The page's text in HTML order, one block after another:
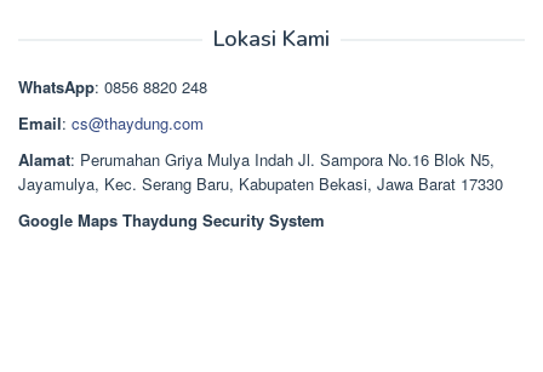
Rp1.378.000.
Lokasi Kami
WhatsApp: 0856 8820 248
Email: cs@thaydung.com
Alamat: Perumahan Griya Mulya Indah Jl. Sampora No.16 Blok N5,
Jayamulya, Kec. Serang Baru, Kabupaten Bekasi, Jawa Barat 17330
Google Maps Thaydung Security System